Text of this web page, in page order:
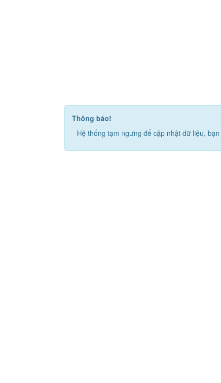
Thông báo!
Hệ thống tạm ngưng để cập nhật dữ liệu,